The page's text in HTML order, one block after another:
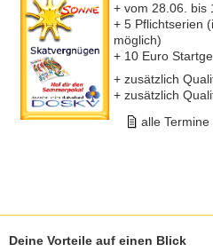
+ vom 28.06. bis
+ 5 Pflichtserien
möglich)
+ 10 Euro
+ zusätzlich
+ zusätzlich
alle
Deine Vorteile auf einen Blick